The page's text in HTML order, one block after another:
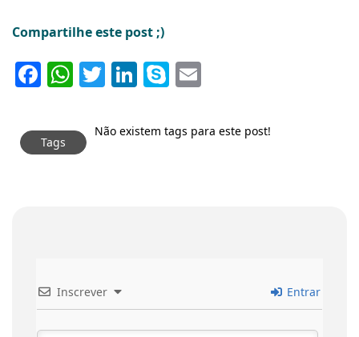
Compartilhe este post ;)
Facebook
WhatsApp
Twitter
LinkedIn
Skype
Tags
Não existem tags para este post!
Inscrever Entrar